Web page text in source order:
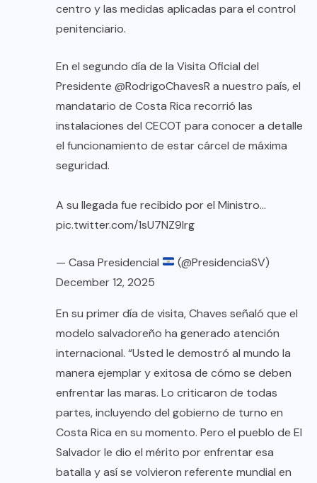
centro y las medidas aplicadas para el control
penitenciario.
En el segundo día de la Visita Oficial del
Presidente @RodrigoChavesR a nuestro país, el
mandatario de Costa Rica recorrió las
instalaciones del CECOT para conocer a detalle
el funcionamiento de estar cárcel de máxima
seguridad.
A su llegada fue recibido por el Ministro…
pic.twitter.com/1sU7NZ9lrg
— Casa Presidencial
(@PresidenciaSV)
December 12, 2025
En su primer día de visita, Chaves señaló que el
modelo salvadoreño ha generado atención
internacional. “Usted le demostró al mundo la
manera ejemplar y exitosa de cómo se deben
enfrentar las maras. Lo criticaron de todas
partes, incluyendo del gobierno de turno en
Costa Rica en su momento. Pero el pueblo de El
Salvador le dio el mérito por enfrentar esa
batalla y así se volvieron referente mundial en